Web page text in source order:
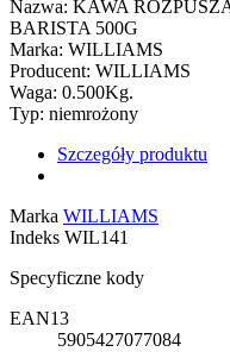
Nazwa: KAWA
BARISTA 500G
Marka: WILLIAMS
Producent: WILLIAMS
Waga: 0.500Kg.
Typ: niemrożony
Szczegóły produktu
Marka WILLIAMS
Indeks WIL141
Specyficzne kody
EAN13
5905427077084